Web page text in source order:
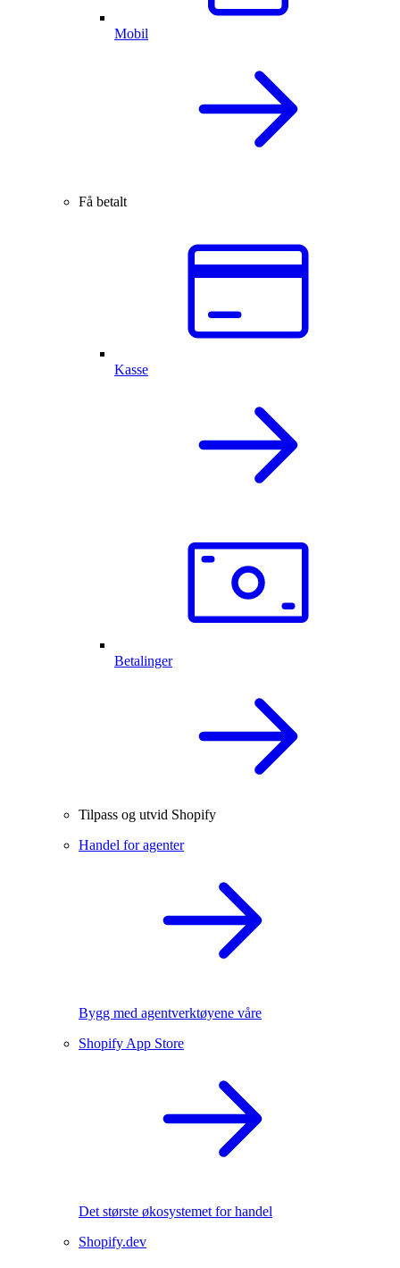
Mobil
Få betalt
Kasse
Betalinger
Tilpass og utvid Shopify
Handel for agenter
Bygg med agentverktøyene våre
Shopify App Store
Det største økosystemet for handel
Shopify.dev